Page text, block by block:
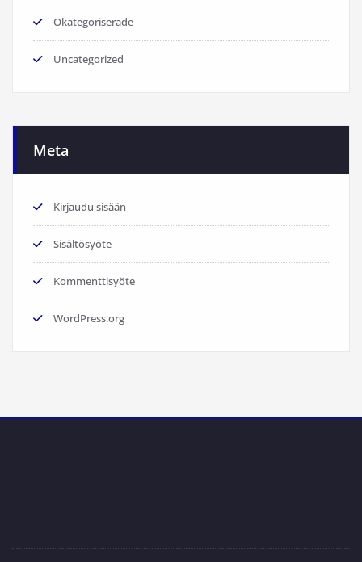
Okategoriserade
Uncategorized
Meta
Kirjaudu sisään
Sisältösyöte
Kommenttisyöte
WordPress.org